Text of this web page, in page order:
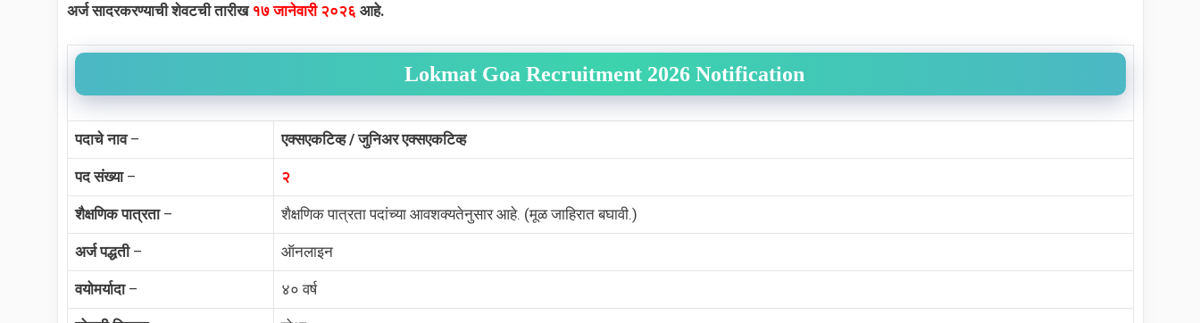
अर्ज सादरकरण्याची शेवटची तारीख १७ जानेवारी २०२६ आहे.
Lokmat Goa Recruitment 2026 Notification
पदाचे नाव– एक्सएकटिव्ह / जुनिअर एक्सएकटिव्ह
पद संख्या– २
शैक्षणिक पात्रता– शैक्षणिक पात्रता पदांच्या आवशक्यतेनुसार आहे. (मूळ जाहिरात बघावी.)
अर्ज पद्धती– ऑनलाइन
वयोमर्यादा– ४० वर्ष